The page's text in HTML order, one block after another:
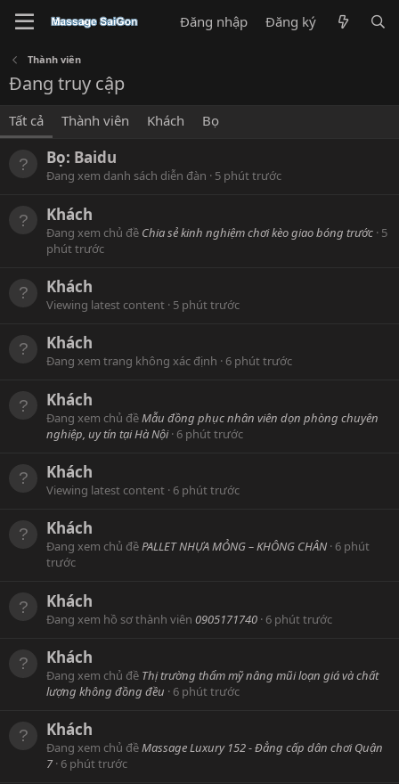
Đăng nhập Đăng ký
Thành viên
Đang truy cập
Tất cả Thành viên Khách Bọ
Bọ: Baidu
Đang xem danh sách diễn đàn 5 phút trước
Khách
Đang xem chủ đề Chia sẻ kinh nghiệm chơi kèo giao bóng trước 5
phút trước
Khách
Viewing latest content 5 phút trước
Khách
Đang xem trang không xác định 6 phút trước
Khách
Đang xem chủ đềMẫu đồng phục nhân viên dọn phòng chuyên
nghiệp, uy tín tại Hà Nội 6 phút trước
Khách
Viewing latest content 6 phút trước
Khách
Đang xem chủ đềPALLET NHỰA MỎNG – KHÔNG CHÂN 6 phút
trước
Khách
Đang xem hồ sơ thành viên 0905171740 6 phút trước
Khách
Đang xem chủ đề Thị trường thẩm mỹ nâng mũi loạn giá và chất
lượng không đồng đều
6 phút trước
Khách
Đang xem chủ đềMassage Luxury 152 - Đẳng cấp dân chơi Quận
7 6 phút trước